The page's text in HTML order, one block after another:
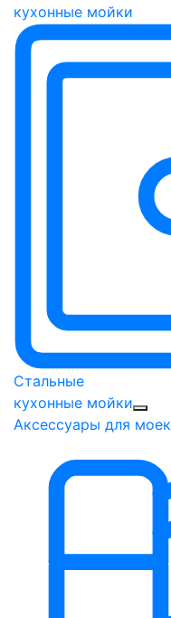
кухонные мойки
Стальные
кухонные мойки
Аксессуары для моек